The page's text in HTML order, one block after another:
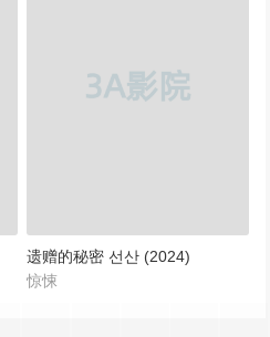
遗赠的秘密 선산 (2024)
惊悚